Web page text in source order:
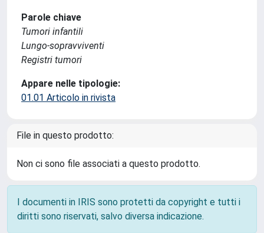
Parole chiave
Tumori infantili
Lungo-sopravviventi
Registri tumori
Appare nelle tipologie:
01.01 Articolo in rivista
File in questo prodotto:
Non ci sono file associati a questo prodotto.
I documenti in IRIS sono protetti da copyright e tutti i
diritti sono riservati, salvo diversa indicazione.